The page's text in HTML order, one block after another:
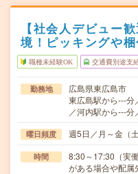
【社会人デビュー
境！ピッキングや梱
職種未経験OK 交通費別途支
勤務地
広島県東広島市
東広島駅から---分
／河内駅から---
曜日頻度 週5日／月～金（
時間
8:30～17:30（実
がある場合や配